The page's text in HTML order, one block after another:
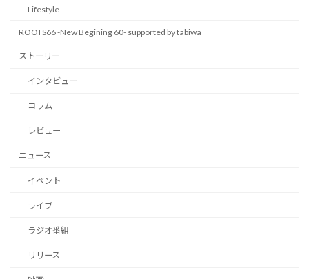
Lifestyle
ROOTS66 -New Begining 60- supported by tabiwa
ストーリー
インタビュー
コラム
レビュー
ニュース
イベント
ライブ
ラジオ番組
リリース